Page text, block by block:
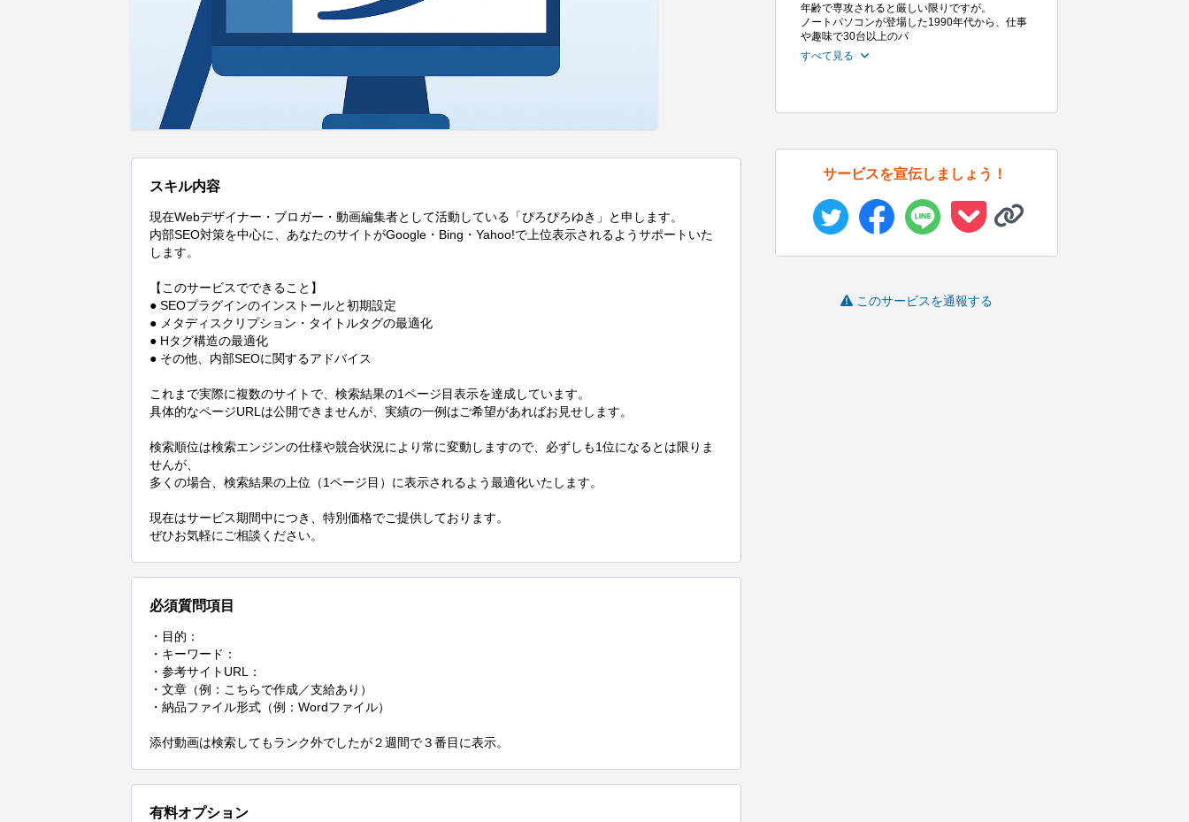
スキル内容
現在Webデザイナー・ブロガー・動画編集者として活動している「ぴろぴろゆき」と申します。
内部SEO対策を中心に、あなたのサイトがGoogle・Bing・Yahoo!で上位表示されるようサポートいた
します。
【このサービスでできること】
● SEOプラグインのインストールと初期設定
● メタディスクリプション・タイトルタグの最適化
● Hタグ構造の最適化
● その他、内部SEOに関するアドバイス
これまで実際に複数のサイトで、検索結果の1ページ目表示を達成しています。
具体的なページURLは公開できませんが、実績の一例はご希望があればお見せします。
検索順位は検索エンジンの仕様や競合状況により常に変動しますので、必ずしも1位になるとは限りま
せんが、
多くの場合、検索結果の上位（1ページ目）に表示されるよう最適化いたします。
現在はサービス期間中につき、特別価格でご提供しております。
ぜひお気軽にご相談ください。
必須質問項目
・目的：
・キーワード：
・参考サイトURL：
・文章（例：こちらで作成／支給あり）
・納品ファイル形式（例：Wordファイル）
添付動画は検索してもランク外でしたが２週間で３番目に表示。
有料オプション
年齢で専攻されると厳しい限りですが。
ノートパソコンが登場した1990年代から、仕事
や趣味で30台以上のパ
すべて見る
サービスを宣伝しましょう！
このサービスを通報する